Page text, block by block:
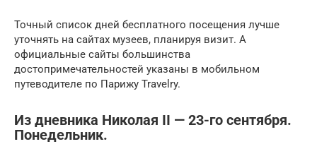
Точный список дней бесплатного посещения лучше
уточнять на сайтах музеев, планируя визит. А
официальные сайты большинства
достопримечательностей указаны в мобильном
путеводителе по Парижу Travelry.
Из дневника Николая II — 23-го сентября.
Понедельник.